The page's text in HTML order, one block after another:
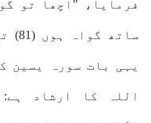
فرمایا، "اچھا تو
اللہ کا ارشاد